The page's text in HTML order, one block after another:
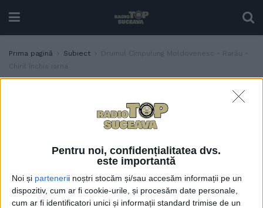
Pentru noi, confidențialitatea dvs.
este importantă
Noi și partenerii noștri stocăm și/sau accesăm informații pe un
dispozitiv, cum ar fi cookie-urile, și procesăm date personale,
cum ar fi identificatori unici și informații standard trimise de un
Prima pagină Subiect
Drumul Cîmpulung Moldovenesc - Rarău -
Chiril închis iarna
Rarău – Chiril închis iarna
Drumul Cîmpulung-Rărău-
iarnă